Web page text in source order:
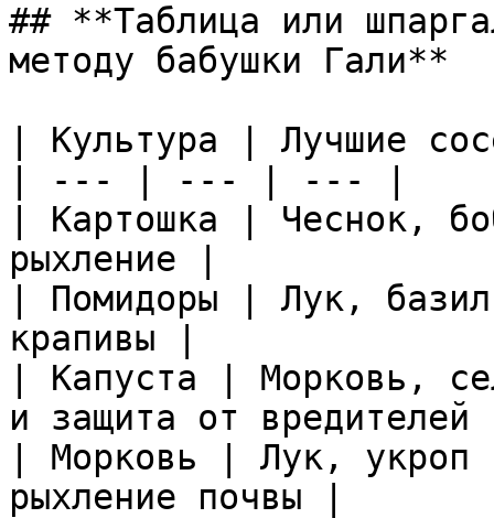
## **Таблица или
методу бабушки Гали**
| Культура | Лучшие
| --- | --- | --- |
| Картошка | Чеснок,
рыхление |
| Помидоры | Лук,
крапивы |
| Капуста | Морковь,
и защита от
| Морковь | Лук, укроп
рыхление почвы |